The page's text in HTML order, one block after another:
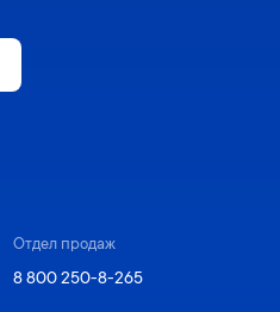
Отдел продаж
8 800 250-8-265